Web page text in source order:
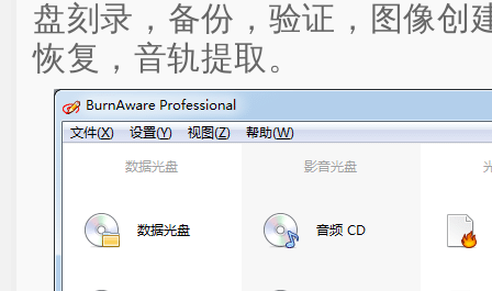
盘刻录，备份，验证，图像创
恢复，音轨提取。